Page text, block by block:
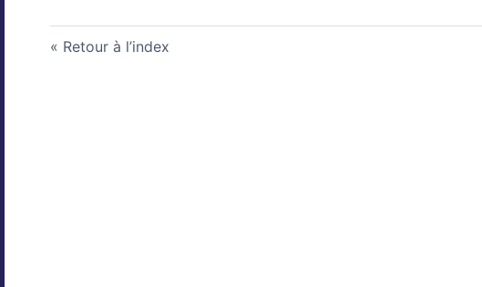
Retour à l’index